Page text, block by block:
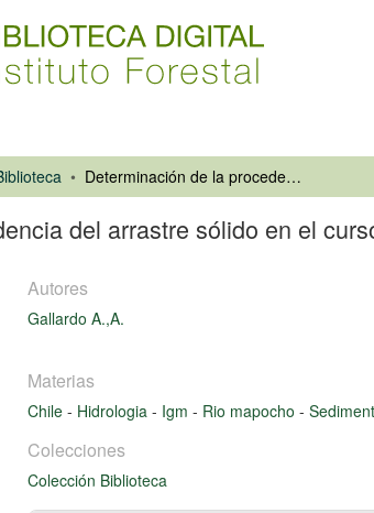
Determinación de la procedencia del arrastre sólido en el curso superior del río Mapocho: estero Yerba Loca
del arrastre sólido en el
Autores
Gallardo A.,A.
Materias
Chile - Hidrologia - Igm - Rio mapocho -
Colecciones
Colección Biblioteca